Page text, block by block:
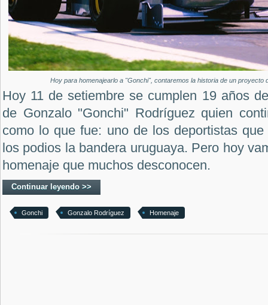
Hoy para homenajearlo a "Gonchi", contaremos la historia de un proyecto
Hoy 11 de setiembre se cumplen 19 años
de Gonzalo "Gonchi" Rodríguez quien
como lo que fue: uno de los deportistas
los podios la bandera uruguaya. Pero hoy
homenaje que muchos desconocen.
Continuar leyendo >>
Gonchi Gonzalo Rodríguez Homenaje